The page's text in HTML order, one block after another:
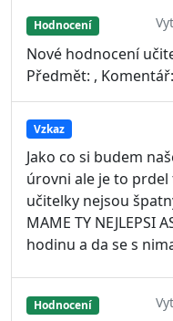
Hodnocení
Nové hodnocení
Předmět: ,
Vzkaz
Jako co si budem
úrovni ale je to
učitelky nejsou
MAME TY NEJLEPSI
hodinu a da se s
Hodnocení